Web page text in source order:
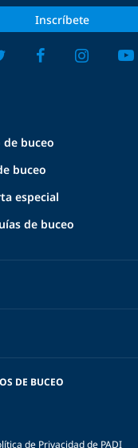
de buceo
buceo
especial
de buceo
DE BUCEO
Inscríbete
de Privacidad de PADI